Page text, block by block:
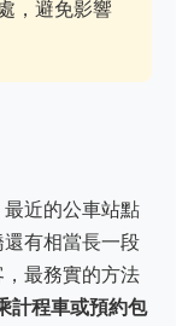
，避免影響
近的公車站點
有相當長一段
最務實的方法
計程車或預約包